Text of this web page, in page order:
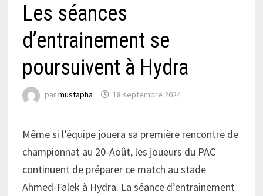
Les séances
d’entrainement se
poursuivent à Hydra
parmustapha 18 septembre 2024
Même si l’équipe jouera sa première rencontre de
championnat au 20-Août, les joueurs du PAC
continuent de préparer ce match au stade
Ahmed-Falek à Hydra. La séance d’entrainement